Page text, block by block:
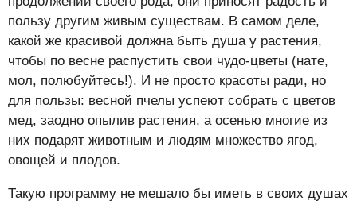
пользу другим живым существам. В самом деле,
какой же красивой должна быть душа у растения,
чтобы по весне распустить свои чудо-цветы (нате,
мол, полюбуйтесь!). И не просто красоты ради, но
для пользы: весной пчелы успеют собрать с цветов
мед, заодно опылив растения, а осенью многие из
них подарят животным и людям множество ягод,
овощей и плодов.
Такую программу не мешало бы иметь в своих душах